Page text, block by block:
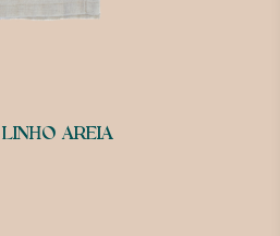
AREIA